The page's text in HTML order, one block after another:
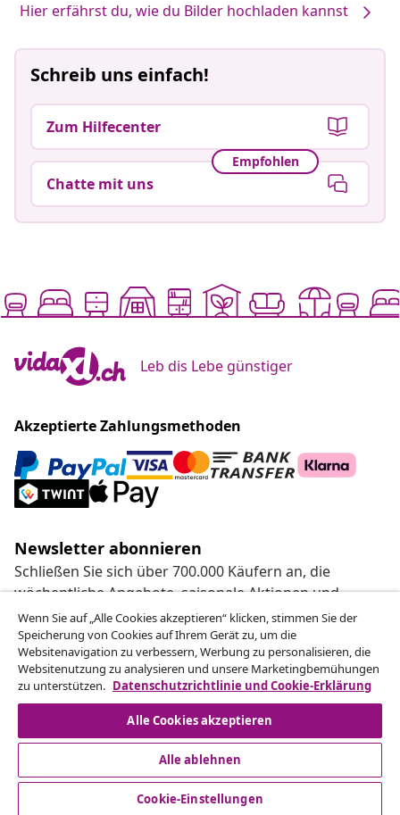
Hier erfährst du, wie du Bilder hochladen kannst
Schreib uns einfach!
Zum Hilfecenter
Empfohlen
Chatte mit uns
Leb dis Lebe günstiger
Akzeptierte Zahlungsmethoden
Newsletter abonnieren
Schließen Sie sich über 700.000 Käufern an, die
wöchentliche Angebote, saisonale Aktionen und
Neuheiten von vidaXL erhalten.
Unsere Social-Media-Accounts
Wenn Sie auf „Alle Cookies akzeptieren“ klicken, stimmen Sie der
Speicherung von Cookies auf Ihrem Gerät zu, um die
Websitenavigation zu verbessern, Werbung zu personalisieren, die
Websitenutzung zu analysieren und unsere Marketingbemühungen
zu unterstützen. Datenschutzrichtlinie und Cookie-Erklärung
Alle Cookies akzeptieren
Alle ablehnen
Cookie-Einstellungen